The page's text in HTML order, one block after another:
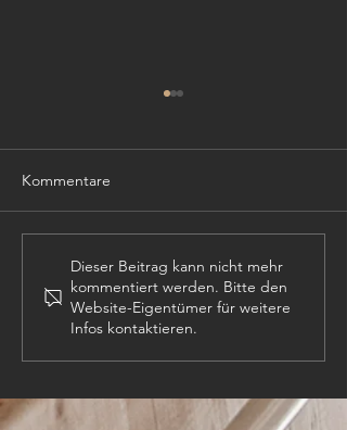
PROJEKTLEITER (m,w,d)
Kommentare
Dieser Beitrag kann nicht mehr
kommentiert werden. Bitte den
Website-Eigentümer für weitere
Infos kontaktieren.